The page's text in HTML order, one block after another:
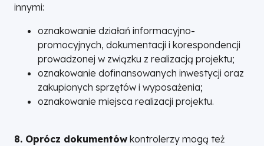
innymi:
oznakowanie działań informacyjno-
promocyjnych, dokumentacji i korespondencji
prowadzonej w związku z realizacją projektu;
oznakowanie dofinansowanych inwestycji oraz
zakupionych sprzętów i wyposażenia;
oznakowanie miejsca realizacji projektu.
8. Oprócz dokumentów kontrolerzy mogą też